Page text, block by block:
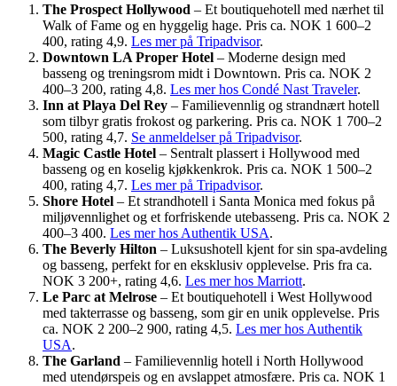
The Prospect Hollywood – Et boutiquehotell med nærhet til
Walk of Fame og en hyggelig hage. Pris ca. NOK 1 600–2
400, rating 4,9. Les mer på Tripadvisor.
Downtown LA Proper Hotel – Moderne design med
basseng og treningsrom midt i Downtown. Pris ca. NOK 2
400–3 200, rating 4,8. Les mer hos Condé Nast Traveler.
Inn at Playa Del Rey – Familievennlig og strandnært hotell
som tilbyr gratis frokost og parkering. Pris ca. NOK 1 700–2
500, rating 4,7. Se anmeldelser på Tripadvisor.
Magic Castle Hotel – Sentralt plassert i Hollywood med
basseng og en koselig kjøkkenkrok. Pris ca. NOK 1 500–2
400, rating 4,7. Les mer på Tripadvisor.
Shore Hotel – Et strandhotell i Santa Monica med fokus på
miljøvennlighet og et forfriskende utebasseng. Pris ca. NOK 2
400–3 400. Les mer hos Authentik USA.
The Beverly Hilton – Luksushotell kjent for sin spa-avdeling
og basseng, perfekt for en eksklusiv opplevelse. Pris fra ca.
NOK 3 200+, rating 4,6. Les mer hos Marriott.
Le Parc at Melrose – Et boutiquehotell i West Hollywood
med takterrasse og basseng, som gir en unik opplevelse. Pris
ca. NOK 2 200–2 900, rating 4,5. Les mer hos Authentik
USA.
The Garland – Familievennlig hotell i North Hollywood
med utendørspeis og en avslappet atmosfære. Pris ca. NOK 1